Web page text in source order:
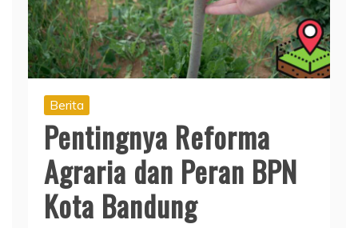
Berita
Pentingnya Reforma
Agraria dan Peran BPN
Kota Bandung